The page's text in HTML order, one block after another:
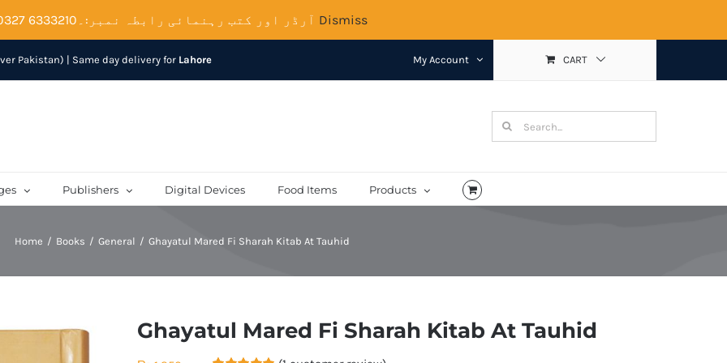
Pakistan) | Same day delivery for Lahore My Account CART
Search
for:
Publishers Digital Devices Food Items Products
Home Books General Ghayatul Mared Fi Sharah Kitab At Tauhid
Ghayatul Mared Fi Sharah Kitab At Tauhid
Dismiss